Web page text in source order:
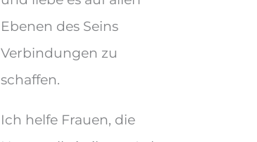
Ebenen des Seins
Verbindungen zu
schaffen.
Ich helfe Frauen, die